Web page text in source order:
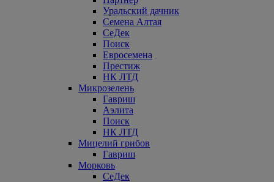
Уральский дачник
Семена Алтая
СеДек
Поиск
Евросемена
Престиж
НК ЛТД
Микрозелень
Гавриш
Аэлита
Поиск
НК ЛТД
Мицелий грибов
Гавриш
Морковь
СеДек